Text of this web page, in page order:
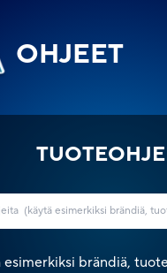
OHJEET
esimerkiksi brändiä,